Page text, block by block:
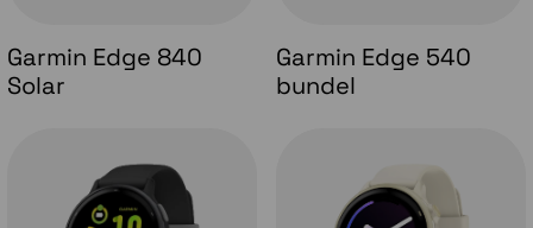
Garmin Edge 840
Solar
Garmin Edge 540
bundel